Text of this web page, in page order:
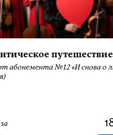
путешествие
абонемента №12 «И снова о
sa